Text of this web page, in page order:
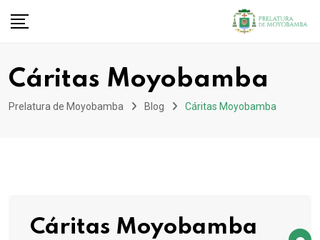
Cáritas Moyobamba
Prelatura de Moyobamba Blog Cáritas Moyobamba
Cáritas Moyobamba